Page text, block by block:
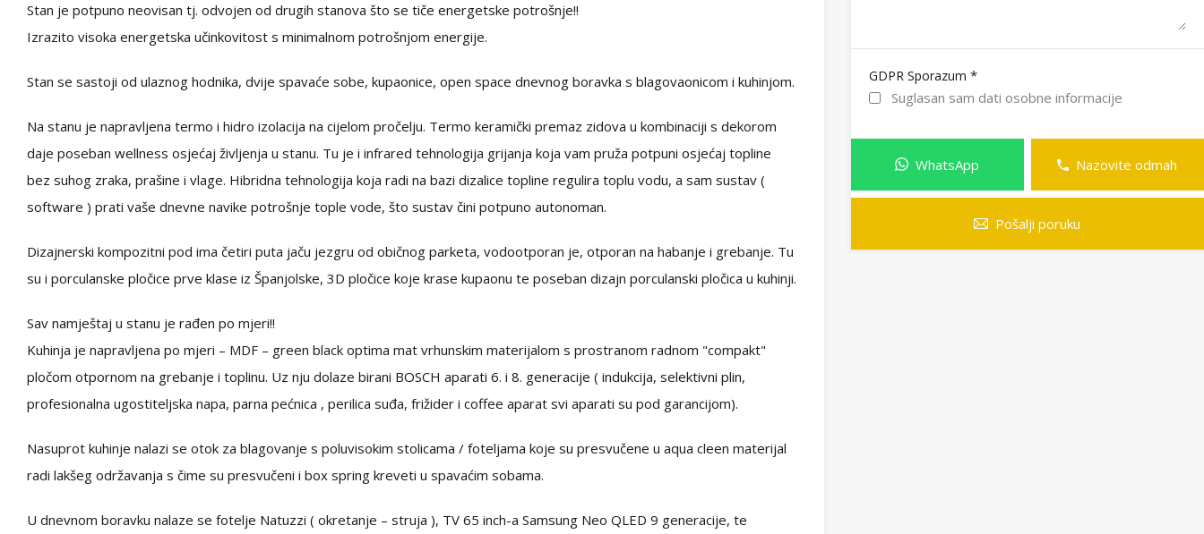
Stan je potpuno neovisan tj. odvojen od drugih stanova što se tiče energetske potrošnje!!
Izrazito visoka energetska učinkovitost s minimalnom potrošnjom energije.
Stan se sastoji od ulaznog hodnika, dvije spavaće sobe, kupaonice, open space dnevnog boravka s blagovaonicom i kuhinjom.
Na stanu je napravljena termo i hidro izolacija na cijelom pročelju. Termo keramički premaz zidova u kombinaciji s dekorom
daje poseban wellness osjećaj življenja u stanu. Tu je i infrared tehnologija grijanja koja vam pruža potpuni osjećaj topline
bez suhog zraka, prašine i vlage. Hibridna tehnologija koja radi na bazi dizalice topline regulira toplu vodu, a sam sustav (
software ) prati vaše dnevne navike potrošnje tople vode, što sustav čini potpuno autonoman.
Dizajnerski kompozitni pod ima četiri puta jaču jezgru od običnog parketa, vodootporan je, otporan na habanje i grebanje. Tu
su i porculanske pločice prve klase iz Španjolske, 3D pločice koje krase kupaonu te poseban dizajn porculanski pločica u kuhinji.
Sav namještaj u stanu je rađen po mjeri!!
Kuhinja je napravljena po mjeri – MDF – green black optima mat vrhunskim materijalom s prostranom radnom "compakt"
pločom otpornom na grebanje i toplinu. Uz nju dolaze birani BOSCH aparati 6. i 8. generacije ( indukcija, selektivni plin,
profesionalna ugostiteljska napa, parna pećnica , perilica suđa, frižider i coffee aparat svi aparati su pod garancijom).
Nasuprot kuhinje nalazi se otok za blagovanje s poluvisokim stolicama / foteljama koje su presvučene u aqua cleen materijal
radi lakšeg održavanja s čime su presvučeni i box spring kreveti u spavaćim sobama.
U dnevnom boravku nalaze se fotelje Natuzzi ( okretanje – struja ), TV 65 inch-a Samsung Neo QLED 9 generacije, te
GDPR Sporazum *
Suglasan sam dati osobne informacije
WhatsApp Nazovite odmah
Pošalji poruku